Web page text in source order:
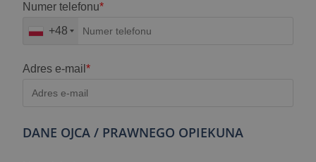
Numer telefonu*
+48
Adres e-mail*
DANE OJCA / PRAWNEGO OPIEKUNA